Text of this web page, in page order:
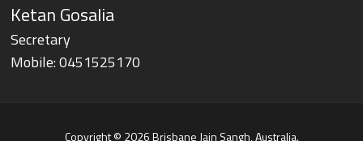
Ketan Gosalia
Secretary
Mobile:0451525170
Copyright © 2026 Brisbane Jain Sangh, Australia.